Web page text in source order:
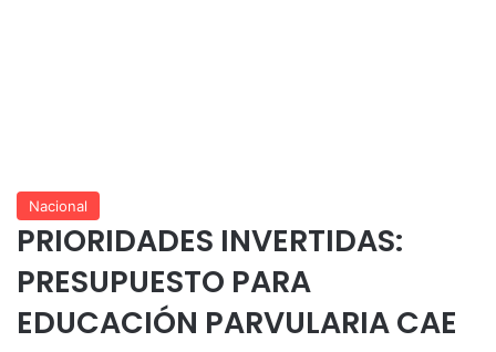
Nacional
PRIORIDADES INVERTIDAS:
PRESUPUESTO PARA
EDUCACIÓN PARVULARIA CAE